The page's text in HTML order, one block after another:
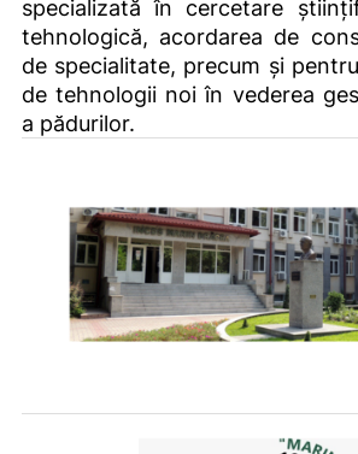
specializată în cercetare
tehnologică, acordarea de
de specialitate, precum și
de tehnologii noi în vederea
a pădurilor.